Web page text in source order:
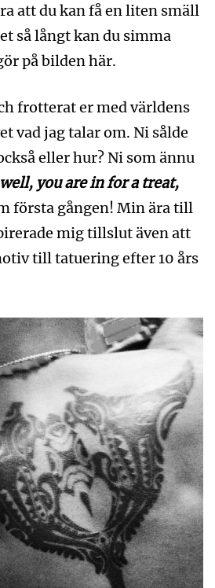
att du kan få en liten smäll
så långt kan du simma
på bilden här.
frotterat er med världens
vad jag talar om. Ni sålde
eller hur? Ni som ännu
well, you are in for a treat,
första gången! Min ära till
mig tillslut även att
till tatuering efter 10 års